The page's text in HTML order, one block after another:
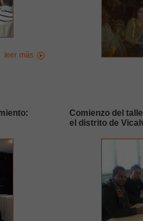
leer más
Comienzo del
el distrito de